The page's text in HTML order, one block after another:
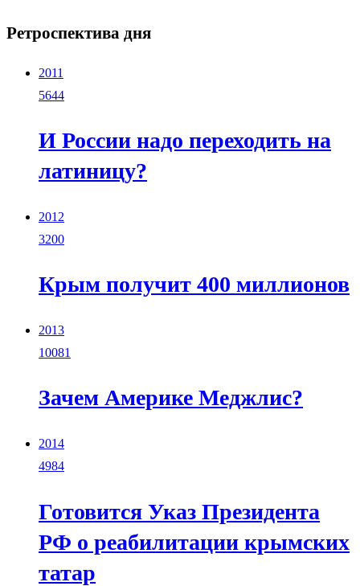
Ретроспектива дня
2011
5644
И России надо переходить на
латиницу?
2012
3200
Крым получит 400 миллионов
2013
10081
Зачем Америке Меджлис?
2014
4984
Готовится Указ Президента
РФ о реабилитации крымских
татар